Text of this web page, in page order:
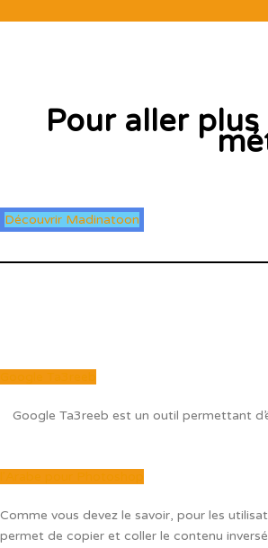
Pour aller
Découvrir Madinatoon
Google Ta3reeb est un outil permettant
Comme vous devez le savoir, pour les
permet de copier et coller le contenu